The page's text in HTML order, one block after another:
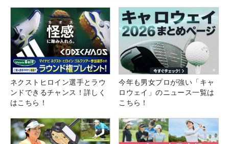
ネクストヒロイン選手とラウ
ンドできるチャンス！詳しく
はこちら！
今年も男女プロが強い「キャ
ロウェイ」のニュース一覧は
こちら！